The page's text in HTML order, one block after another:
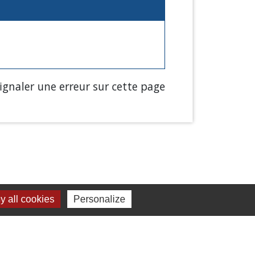
une erreur sur cette page
all cookies Personalize